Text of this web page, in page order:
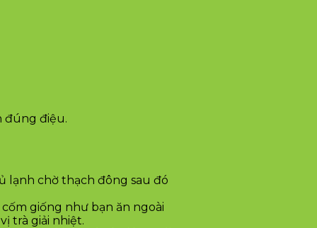
đúng điệu.
lạnh chờ thạch đông sau đó
giống như bạn ăn ngoài
trà giải nhiệt.